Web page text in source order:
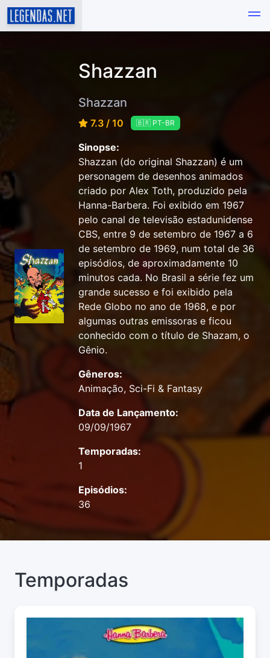
Shazzan
Shazzan
7.3 / 10 🇧🇷 PT-BR
Sinopse:
Shazzan (do original Shazzan) é um
personagem de desenhos animados
criado por Alex Toth, produzido pela
Hanna-Barbera. Foi exibido em 1967
pelo canal de televisão estadunidense
CBS, entre 9 de setembro de 1967 a 6
de setembro de 1969, num total de 36
episódios, de aproximadamente 10
minutos cada. No Brasil a série fez um
grande sucesso e foi exibido pela
Rede Globo no ano de 1968, e por
algumas outras emissoras e ficou
conhecido com o título de Shazam, o
Gênio.
Gêneros:
Animação, Sci-Fi & Fantasy
Data de Lançamento:
09/09/1967
Temporadas:
1
Episódios:
36
Temporadas